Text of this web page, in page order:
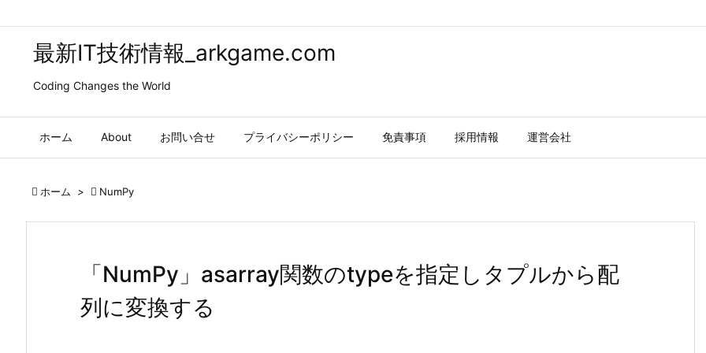
最新IT技術情報_arkgame.com
Coding Changes the World
ホーム About お問い合せ プライバシーポリシー 免責事項 採用情報 運営会社
 ホーム >  NumPy
「NumPy」asarray関数のtypeを指定しタプルから配
列に変換する